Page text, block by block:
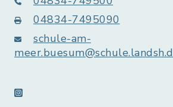
04834-7495090
schule-am-
instagram